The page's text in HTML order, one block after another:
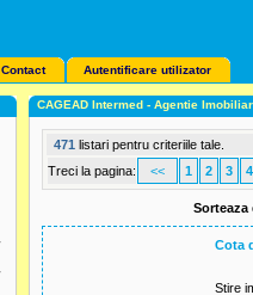
Contact Autentificare utilizator
CAGEAD Intermed - Agentie
471 listari pentru criteriile tale.
Treci la pagina:
<< 1 2 3 4
Cota
Stire